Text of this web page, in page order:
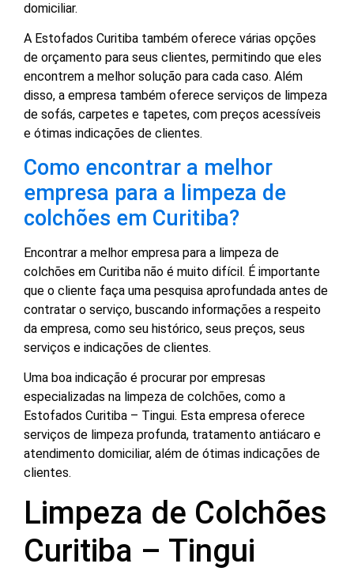
domiciliar.
A Estofados Curitiba também oferece várias opções
de orçamento para seus clientes, permitindo que eles
encontrem a melhor solução para cada caso. Além
disso, a empresa também oferece serviços de limpeza
de sofás, carpetes e tapetes, com preços acessíveis
e ótimas indicações de clientes.
Como encontrar a melhor
empresa para a limpeza de
colchões em Curitiba?
Encontrar a melhor empresa para a limpeza de
colchões em Curitiba não é muito difícil. É importante
que o cliente faça uma pesquisa aprofundada antes de
contratar o serviço, buscando informações a respeito
da empresa, como seu histórico, seus preços, seus
serviços e indicações de clientes.
Uma boa indicação é procurar por empresas
especializadas na limpeza de colchões, como a
Estofados Curitiba – Tingui. Esta empresa oferece
serviços de limpeza profunda, tratamento antiácaro e
atendimento domiciliar, além de ótimas indicações de
clientes.
Limpeza de Colchões
Curitiba – Tingui